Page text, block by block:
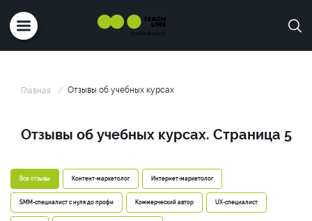
Главная Отзывы об учебных курсах
Отзывы об учебных курсах. Страница 5
Все отзывы Контент-маркетолог Интернет-маркетолог
SMM-специалист с нуля до профи Коммерческий автор UX-специалист